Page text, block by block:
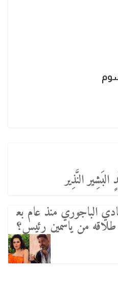
النَّذِير
الباجوري منذ عام بع
من ياسمين رئيس؟